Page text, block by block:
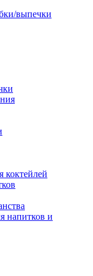
выпечки
коктейлей
напитков и